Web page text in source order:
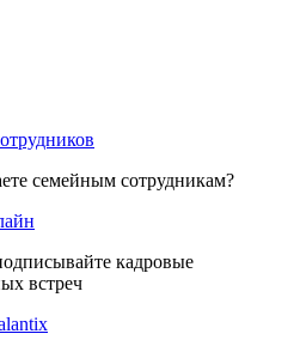
семейным сотрудникам?
кадровые
встреч